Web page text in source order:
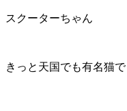
スクーターちゃん
きっと天国でも有名猫で